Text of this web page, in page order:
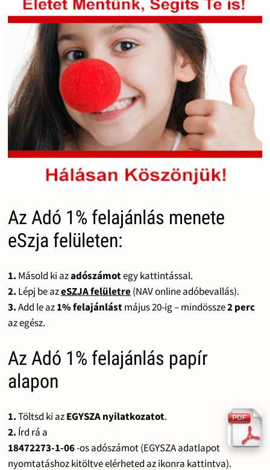
Az Adó 1% felajánlás menete
eSzja felületen:
1. Másold ki azadószámotegy kattintással.
2. Lépj be azeSZJA felületre(NAV online adóbevallás).
3.Add le az1% felajánlástmájus 20-ig – mindössze2 perc
az egész.
Az Adó 1% felajánlás papír
alapon
1.Töltsd ki azEGYSZA nyilatkozatot.
2. Írd rá a
18472273-1-06-os adószámot (EGYSZA adatlapot
nyomtatáshoz kitöltve elérheted az ikonra kattintva).